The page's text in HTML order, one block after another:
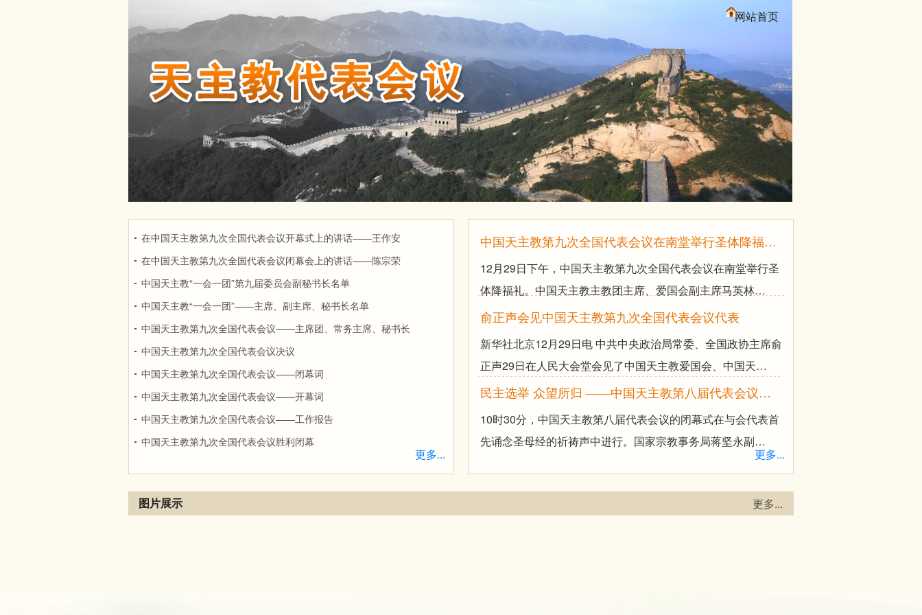
网站首页
在中国天主教第九次全国代表会议开幕式上的讲话——王作安
在中国天主教第九次全国代表会议闭幕会上的讲话——陈宗荣
中国天主教“一会一团”第九届委员会副秘书长名单
中国天主教“一会一团”——主席、副主席、秘书长名单
中国天主教第九次全国代表会议——主席团、常务主席、秘书长
中国天主教第九次全国代表会议决议
中国天主教第九次全国代表会议——闭幕词
中国天主教第九次全国代表会议——开幕词
中国天主教第九次全国代表会议——工作报告
中国天主教第九次全国代表会议胜利闭幕
更多...
中国天主教第九次全国代表会议在南堂举行圣体降福…
12月29日下午，中国天主教第九次全国代表会议在南堂举行圣
体降福礼。中国天主教主教团主席、爱国会副主席马英林…
俞正声会见中国天主教第九次全国代表会议代表
新华社北京12月29日电 中共中央政治局常委、全国政协主席俞
正声29日在人民大会堂会见了中国天主教爱国会、中国天…
民主选举 众望所归 ——中国天主教第八届代表会议…
10时30分，中国天主教第八届代表会议的闭幕式在与会代表首
先诵念圣母经的祈祷声中进行。国家宗教事务局蒋坚永副…
更多...
图片展示 更多...